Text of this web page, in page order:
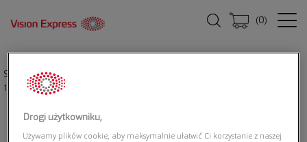
(0)
Strona główna|
1923/RE/S 08A
Drogi użytkowniku,
Używamy plików cookie, aby maksymalnie ułatwić Ci korzystanie z naszej